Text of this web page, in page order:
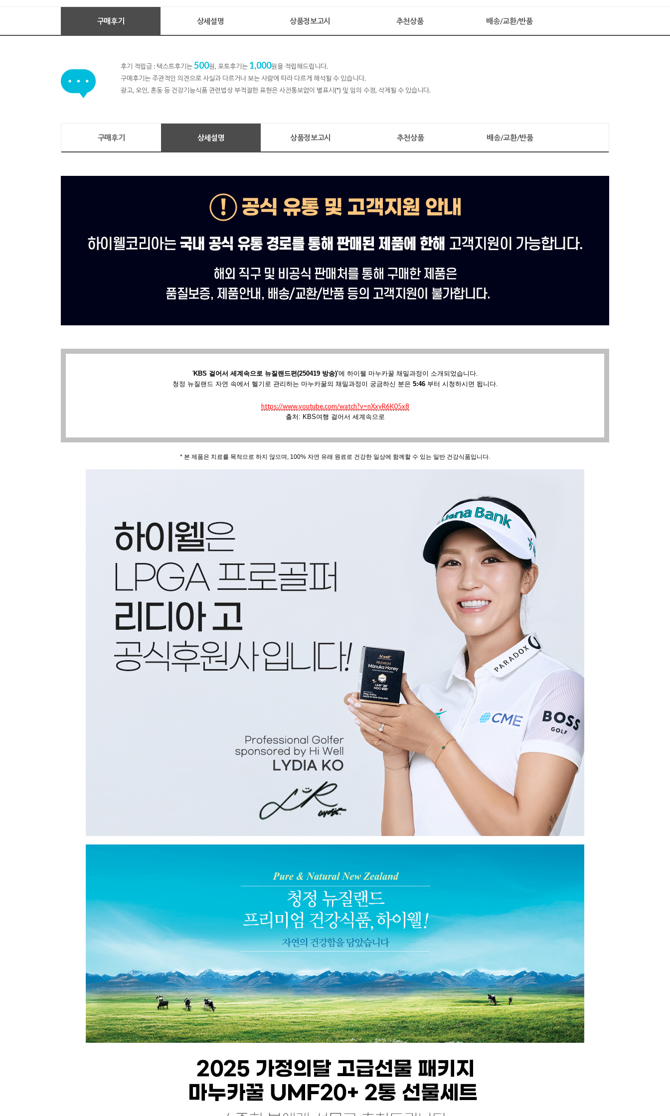
구매후기 상세설명 상품정보고시 추천상품 배송/교환/반품
후기 적립금 : 텍스트후기는500원, 포토후기는 1,000원을 적립해드립니다.
구매후기는 주관적인 의견으로 사실과 다르거나 보는 사람에 따라 다르게 해석될 수 있습니다.
광고, 오인, 혼동 등 건강기능식품 관련법상 부적절한 표현은 사전통보없이 별표시(*) 및 임의 수정, 삭제될 수 있습니다.
구매후기 상세설명 상품정보고시 추천상품 배송/교환/반품
'KBS 걸어서 세계속으로 뉴질랜드편(250419 방송)'에 하이웰 마누카꿀 채밀과정이 소개되었습니다.
청정 뉴질랜드 자연 속에서 헬기로 관리하는 마누카꿀의 채밀과정이 궁금하신 분은 5:46부터 시청하시면 됩니다.
https://www.youtube.com/watch?v=nXxyR6K05x8
출처: KBS여행 걸어서 세계속으로
* 본 제품은 치료를 목적으로 하지 않으며, 100% 자연 유래 원료로 건강한 일상에 함께할 수 있는 일반 건강식품입니다.